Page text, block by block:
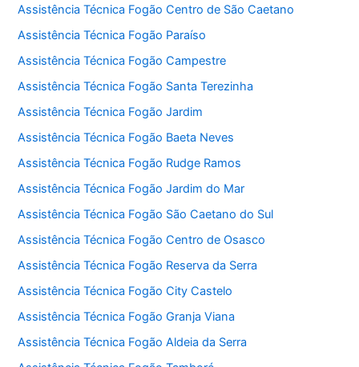
Assistência Técnica Fogão Centro de São Caetano
Assistência Técnica Fogão Paraíso
Assistência Técnica Fogão Campestre
Assistência Técnica Fogão Santa Terezinha
Assistência Técnica Fogão Jardim
Assistência Técnica Fogão Baeta Neves
Assistência Técnica Fogão Rudge Ramos
Assistência Técnica Fogão Jardim do Mar
Assistência Técnica Fogão São Caetano do Sul
Assistência Técnica Fogão Centro de Osasco
Assistência Técnica Fogão Reserva da Serra
Assistência Técnica Fogão City Castelo
Assistência Técnica Fogão Granja Viana
Assistência Técnica Fogão Aldeia da Serra